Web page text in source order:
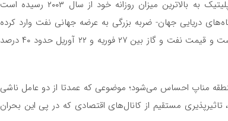
میزان تاب‌آوری اقتصاد جهانی است. شاخص ریسک ژئوپلیتیک به بالاترین میزان روزانه خود از سال ۲۰۰۳ رسیده است
دریایی جهان- ضربه بزرگی به عرضه جهانی نفت وارد کرده
است. ترافیک دریایی در نزدیکی تنگه تقریبا متوقف شده است و قیمت نفت و گاز بین ۲۷ فوریه و ۲۲ آوریل حدود ۴۰ درصد
مناپ احساس می‌شود؛ موضوعی که عمدتا از دو عامل ناشی
مستقیم از کانال‌های اقتصادی که در پی این بحران